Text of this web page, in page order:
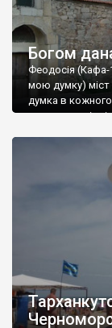
Богом
Феодосія (Кафа-
мою думку) міст
думка в
запрошую